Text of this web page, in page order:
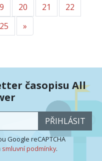
20 21
22
25 »
časopisu All
PŘIHLÁSIT
Google reCAPTCHA
smluvní podmínky.